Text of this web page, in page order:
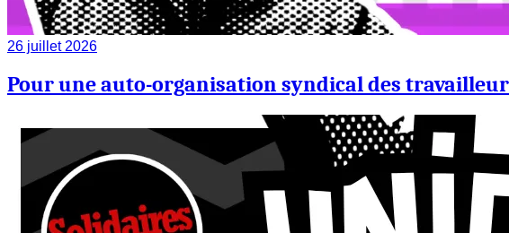
26 juillet 2026
Pour une auto-organisation syndical des